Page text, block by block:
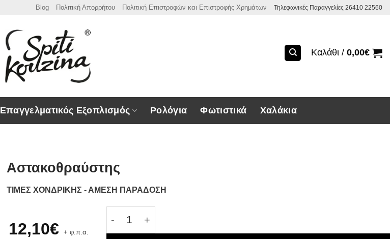
Blog Πολιτική Απορρήτου Πολιτική Επιστροφών και Επιστροφής Χρημάτων Τηλεφωνικές Παραγγελίες 26410 22560
Καλάθι / 0,00€
Επαγγελματικός Εξοπλισμός Ρολόγια Φωτιστικά Χαλάκια
Αστακοθραύστης
ΤΙΜΕΣ ΧΟΝΔΡΙΚΗΣ - ΑΜΕΣΗ ΠΑΡΑΔΟΣΗ
12,10€ + φ.π.α.
Αστακοθραύστης ποσότητα